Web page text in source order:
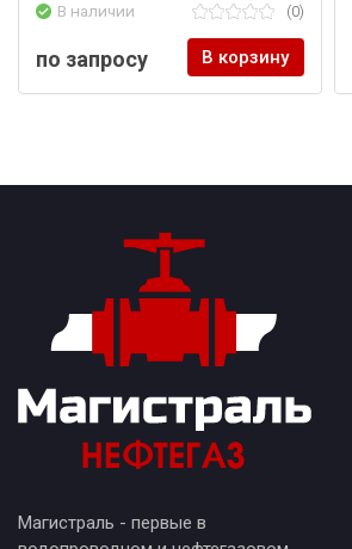
В наличии (0)
по запросу В корзину
Магистраль - первые в